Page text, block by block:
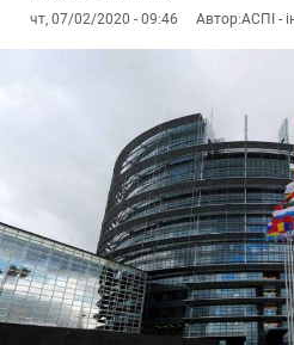
чт, 07/02/2020 - 09:46
Автор:АСПІ -
корупцією